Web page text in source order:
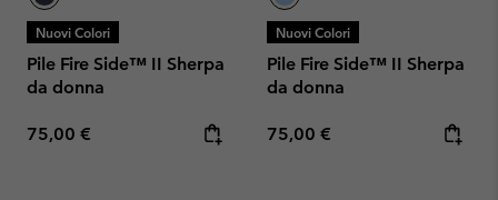
Nuovi Colori
Pile Fire Side™ II Sherpa
da donna
Regular price:
75,00 €
Nuovi Colori
Pile Fire Side™ II Sherpa
da donna
Regular price:
75,00 €